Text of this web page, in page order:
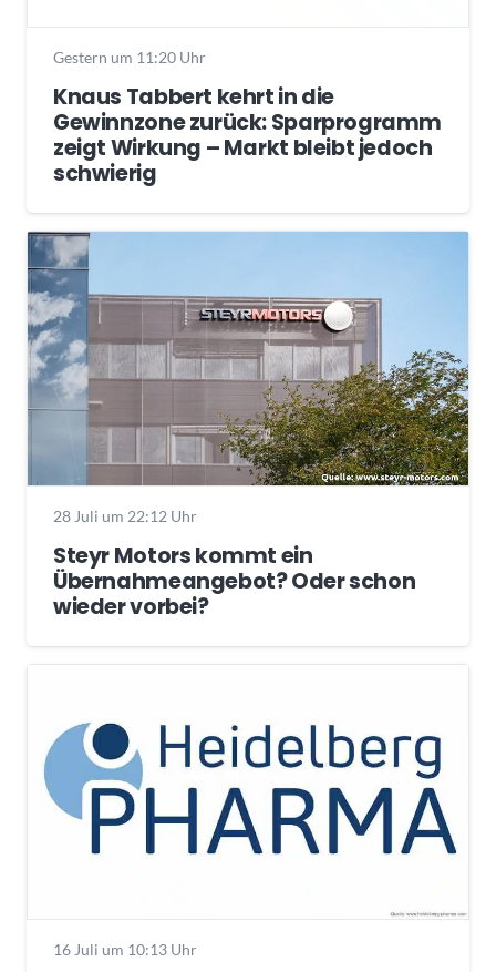
Gestern um 11:20 Uhr
Knaus Tabbert kehrt in die
Gewinnzone zurück: Sparprogramm
zeigt Wirkung – Markt bleibt jedoch
schwierig
28 Juli um 22:12 Uhr
Steyr Motors kommt ein
Übernahmeangebot? Oder schon
wieder vorbei?
16 Juli um 10:13 Uhr